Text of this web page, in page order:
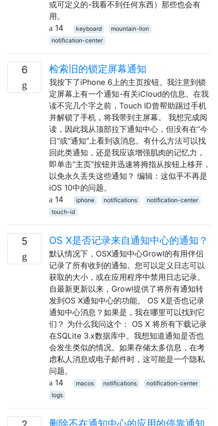
或可定义的-我看不到任何东西）那些也会有
用。
14
keyboard
mountain-lion
notification-center
6 检索旧的锁定屏幕通知
我按下了iPhone 6上的主页按钮。我注意到锁
定屏幕上有一个通知-有关iCloud的信息。在我
读不完几个字之前，Touch ID曾帮助踢过手机
并解锁了手机，将我带到主屏幕。 我想完成阅
读，因此我从顶部拉下通知中心，但没有在“今
日”或“通知”上看到该消息。有什么方法可以找
回此类通知，还是我应该增强肌肉的记忆力，
即单击“主页”按钮并迅速将拇指从按钮上移开，
以免永久丢失这些通知？ 编辑：这似乎不再是
iOS 10中的问题。
14
iphone notifications
notification-center
touch-id
5 OS X是否记录来自通知中心的通知？
默认情况下，OSX通知中心Growl的有用伴侣
记录了所有收到的通知。您可以定义日志可以
获取的大小，或在应用程序中禁用日志记录。
自最新更新以来，Growl提供了将所有通知转
发到OS X通知中心的功能。 OS X是否也记录
通知中心消息？如果是，我在哪里可以找到它
们？ 为什么我问这个： OS X 将所有下载记录
在SQLite 3.x数据库中。我想知道通知是否也
会发生类似的情况。如果存储太多信息，在考
虑私人消息或电子邮件时，这可能是一个隐私
问题。
14
macos notifications
notification-center
logs
删除不在通知中心的应用的停靠通知